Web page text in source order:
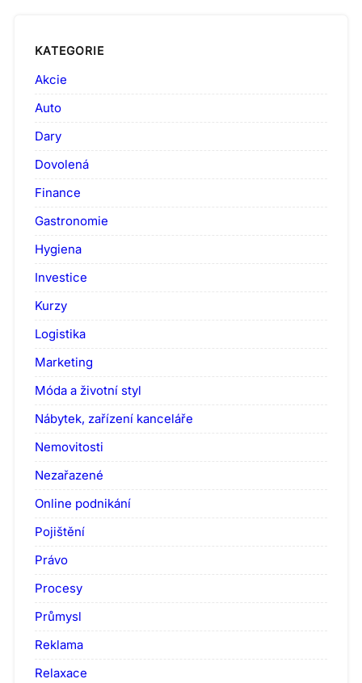
KATEGORIE
Akcie
Auto
Dary
Dovolená
Finance
Gastronomie
Hygiena
Investice
Kurzy
Logistika
Marketing
Móda a životní styl
Nábytek, zařízení kanceláře
Nemovitosti
Nezařazené
Online podnikání
Pojištění
Právo
Procesy
Průmysl
Reklama
Relaxace